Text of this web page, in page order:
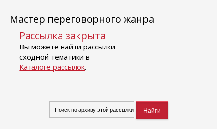
Мастер переговорного жанра
Рассылка закрыта
Вы можете найти рассылки
сходной тематики в
Каталоге рассылок.